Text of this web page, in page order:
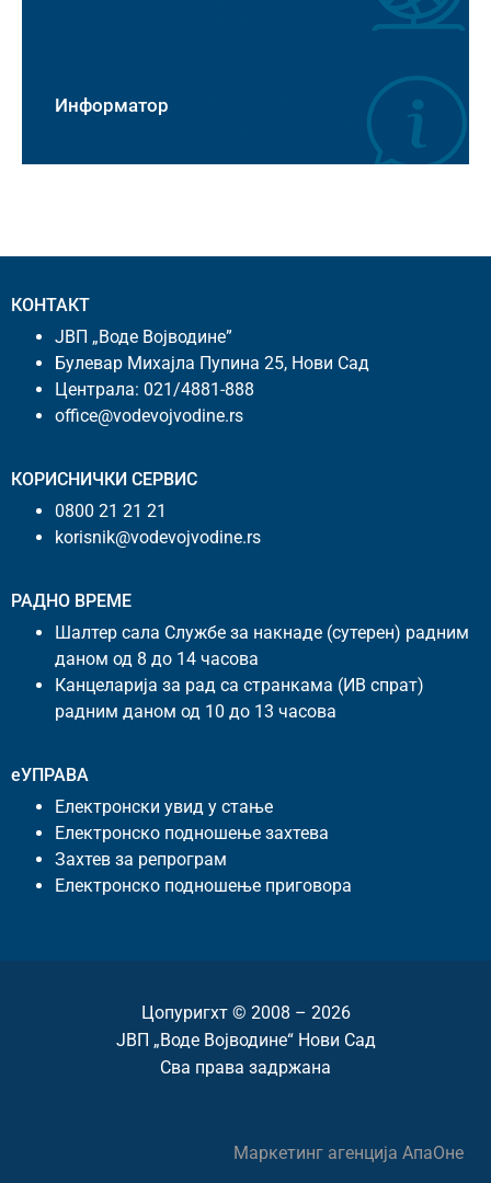
Информатор
КОНТАКТ
ЈВП „Воде Војводине”
Булевар Михајла Пупина 25, Нови Сад
Централа: 021/4881-888
office@vodevojvodine.rs
КОРИСНИЧКИ СЕРВИС
0800 21 21 21
korisnik@vodevojvodine.rs
РАДНО ВРЕМЕ
Шалтер сала Службе за накнаде (сутерен) радним
даном од 8 до 14 часова
Канцеларија за рад са странкама (ИВ спрат)
радним даном од 10 до 13 часова
еУПРАВА
Електронски увид у стање
Електронско подношење захтева
Захтев за репрограм
Електронско подношење приговора
Цопyригхт © 2008 – 2026
ЈВП „Воде Војводине“ Нови Сад
Сва права задржана
Маркетинг агенција АпаОне